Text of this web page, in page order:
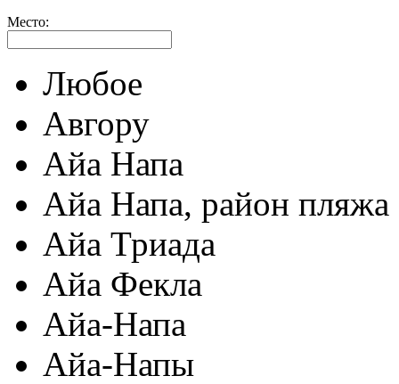
Место:
Любое
Авгору
Айа Напа
Айа Напа, район
Айа Триада
Айа Фекла
Айа-Напа
Айа-Напы